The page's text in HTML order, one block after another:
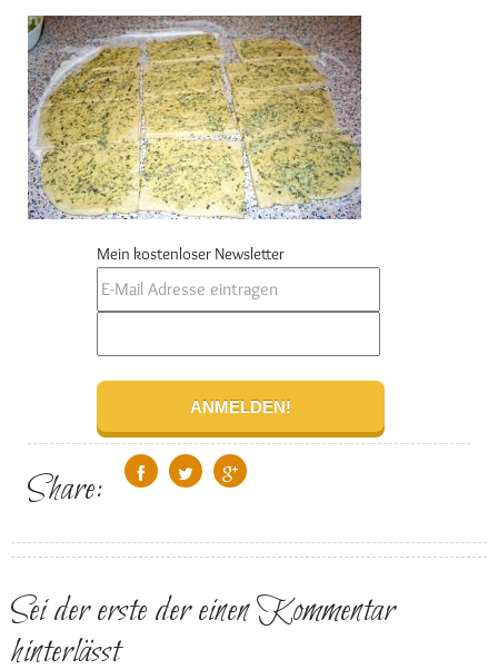
Mein kostenloser Newsletter
Share:
Sei der erste der einen Kommentar
hinterlässt